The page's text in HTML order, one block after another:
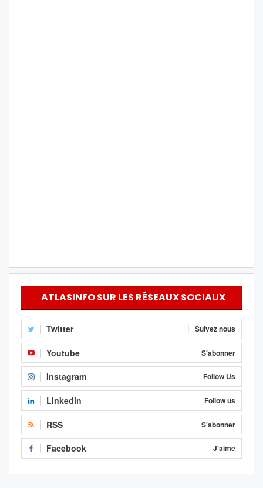
ATLASINFO SUR LES RÉSEAUX SOCIAUX
Twitter Suivez nous
Youtube S'abonner
Instagram Follow Us
Linkedin Follow us
RSS S'abonner
Facebook J'aime